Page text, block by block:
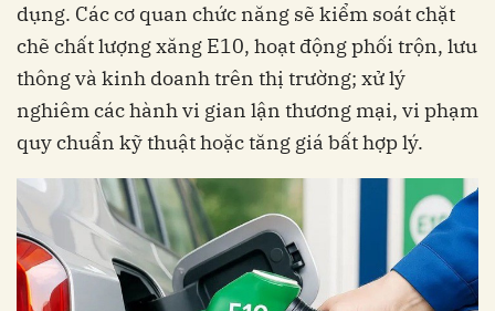
dụng. Các cơ quan chức năng sẽ kiểm soát chặt
chẽ chất lượng xăng E10, hoạt động phối trộn, lưu
thông và kinh doanh trên thị trường; xử lý
nghiêm các hành vi gian lận thương mại, vi phạm
quy chuẩn kỹ thuật hoặc tăng giá bất hợp lý.